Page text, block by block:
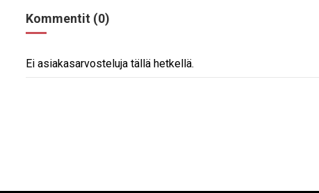
Kommentit (0)
Ei asiakasarvosteluja tällä hetkellä.